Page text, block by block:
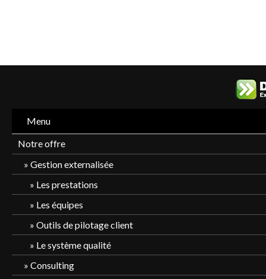
Menu
Notre offre
Gestion externalisée
Les prestations
Les équipes
Outils de pilotage client
Le système qualité
Consulting